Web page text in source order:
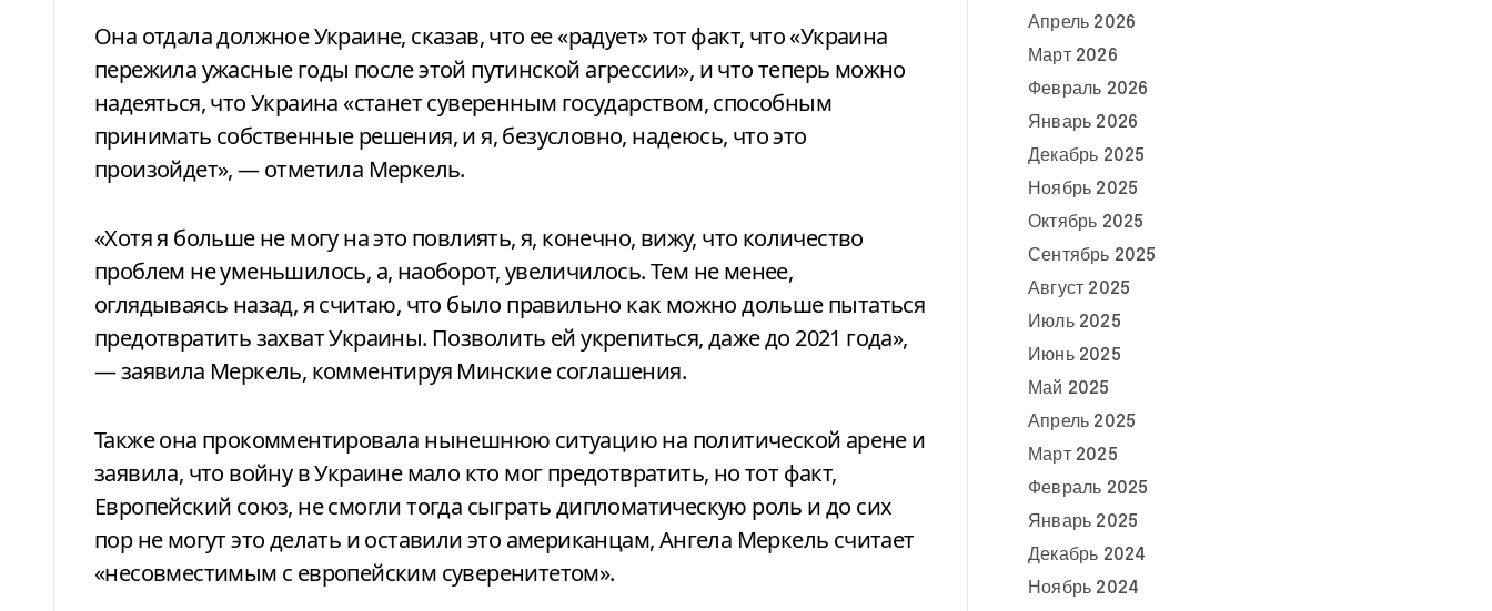
Она отдала должное Украине, сказав, что ее «радует» тот факт, что «Украина
пережила ужасные годы после этой путинской агрессии», и что теперь можно
надеяться, что Украина «станет суверенным государством, способным
принимать собственные решения, и я, безусловно, надеюсь, что это
произойдет», — отметила Меркель.
«Хотя я больше не могу на это повлиять, я, конечно, вижу, что количество
проблем не уменьшилось, а, наоборот, увеличилось. Тем не менее,
оглядываясь назад, я считаю, что было правильно как можно дольше пытаться
предотвратить захват Украины. Позволить ей укрепиться, даже до 2021 года»,
— заявила Меркель, комментируя Минские соглашения.
Также она прокомментировала нынешнюю ситуацию на политической арене и
заявила, что войну в Украине мало кто мог предотвратить, но тот факт,
Европейский союз, не смогли тогда сыграть дипломатическую роль и до сих
пор не могут это делать и оставили это американцам, Ангела Меркель считает
«несовместимым с европейским суверенитетом».
Апрель 2026
Март 2026
Февраль 2026
Январь 2026
Декабрь 2025
Ноябрь 2025
Октябрь 2025
Сентябрь 2025
Август 2025
Июль 2025
Июнь 2025
Май 2025
Апрель 2025
Март 2025
Февраль 2025
Январь 2025
Декабрь 2024
Ноябрь 2024